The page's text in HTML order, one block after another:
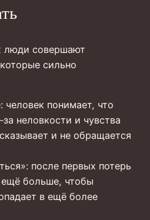
люди совершают
сильно
понимает, что
неловкости и чувства
и не обращается
после первых потерь
больше, чтобы
в ещё более